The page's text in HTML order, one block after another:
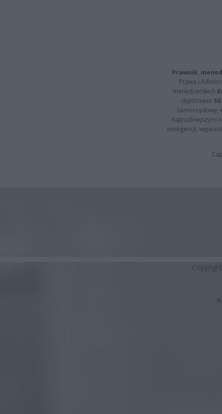
Prawnik,
Prawa i
menedżerskich
dyplomem
samorządowy,
najtrudniejszymi
inteligencji,